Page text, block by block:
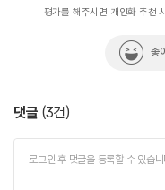
평가를 해주시면 개인화 추천
좋
댓글 (3건)